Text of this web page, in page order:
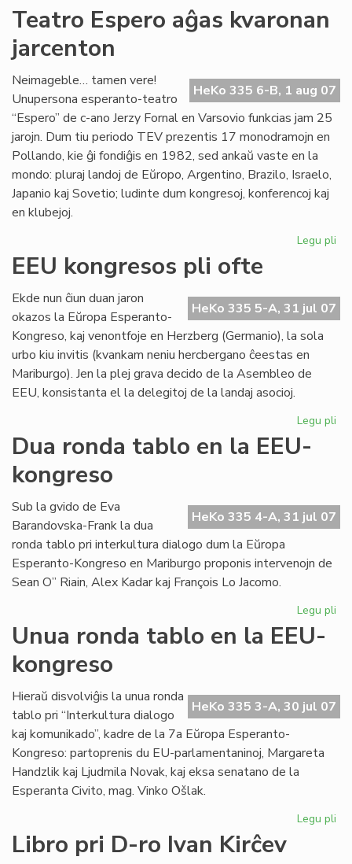
Teatro Espero aĝas kvaronan
jarcenton
HeKo 335 6-B, 1 aug 07
Neimageble… tamen vere!
Unupersona esperanto-teatro
“Espero” de c-ano Jerzy Fornal en Varsovio funkcias jam 25
jarojn. Dum tiu periodo TEV prezentis 17 monodramojn en
Pollando, kie ĝi fondiĝis en 1982, sed ankaŭ vaste en la
mondo: pluraj landoj de Eŭropo, Argentino, Brazilo, Israelo,
Japanio kaj Sovetio; ludinte dum kongresoj, konferencoj kaj
en klubejoj.
Legu pli
EEU kongresos pli ofte
HeKo 335 5-A, 31 jul 07
Ekde nun ĉiun duan jaron
okazos la Eŭropa Esperanto-
Kongreso, kaj venontfoje en Herzberg (Germanio), la sola
urbo kiu invitis (kvankam neniu hercbergano ĉeestas en
Mariburgo). Jen la plej grava decido de la Asembleo de
EEU, konsistanta el la delegitoj de la landaj asocioj.
Legu pli
Dua ronda tablo en la EEU-
kongreso
HeKo 335 4-A, 31 jul 07
Sub la gvido de Eva
Barandovska-Frank la dua
ronda tablo pri interkultura dialogo dum la Eŭropa
Esperanto-Kongreso en Mariburgo proponis intervenojn de
Sean O” Riain, Alex Kadar kaj François Lo Jacomo.
Legu pli
la
Unua ronda tablo en la EEU-
kongreso
HeKo 335 3-A, 30 jul 07
Hieraŭ disvolviĝis la unua ronda
tablo pri “Interkultura dialogo
kaj komunikado”, kadre de la 7a Eŭropa Esperanto-
Kongreso: partoprenis du EU-parlamentaninoj, Margareta
Handzlik kaj Ljudmila Novak, kaj eksa senatano de la
Esperanta Civito, mag. Vinko Ošlak.
Legu pli
Libro pri D-ro Ivan Kirĉev